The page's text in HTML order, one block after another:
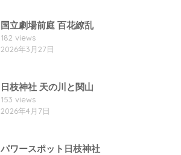
国立劇場前庭 百花繚乱
182 views
2026年3月27日
日枝神社 天の川と関山
153 views
2026年4月7日
パワースポット日枝神社